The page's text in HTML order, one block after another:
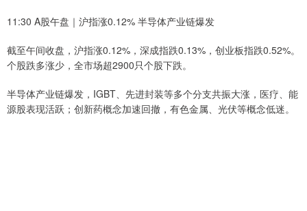
11:30 A股午盘｜沪指涨0.12% 半导体产业链爆发
截至午间收盘，沪指涨0.12%，深成指跌0.13%，创业板指跌0.52%。
个股跌多涨少，全市场超2900只个股下跌。
半导体产业链爆发，IGBT、先进封装等多个分支共振大涨，医疗、能
源股表现活跃；创新药概念加速回撤，有色金属、光伏等概念低迷。